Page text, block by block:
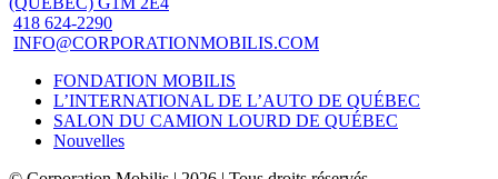
418 624-2290
INFO@CORPORATIONMOBILIS.COM
FONDATION MOBILIS
L’INTERNATIONAL DE L’AUTO DE QUÉBEC
SALON DU CAMION LOURD DE QUÉBEC
Nouvelles